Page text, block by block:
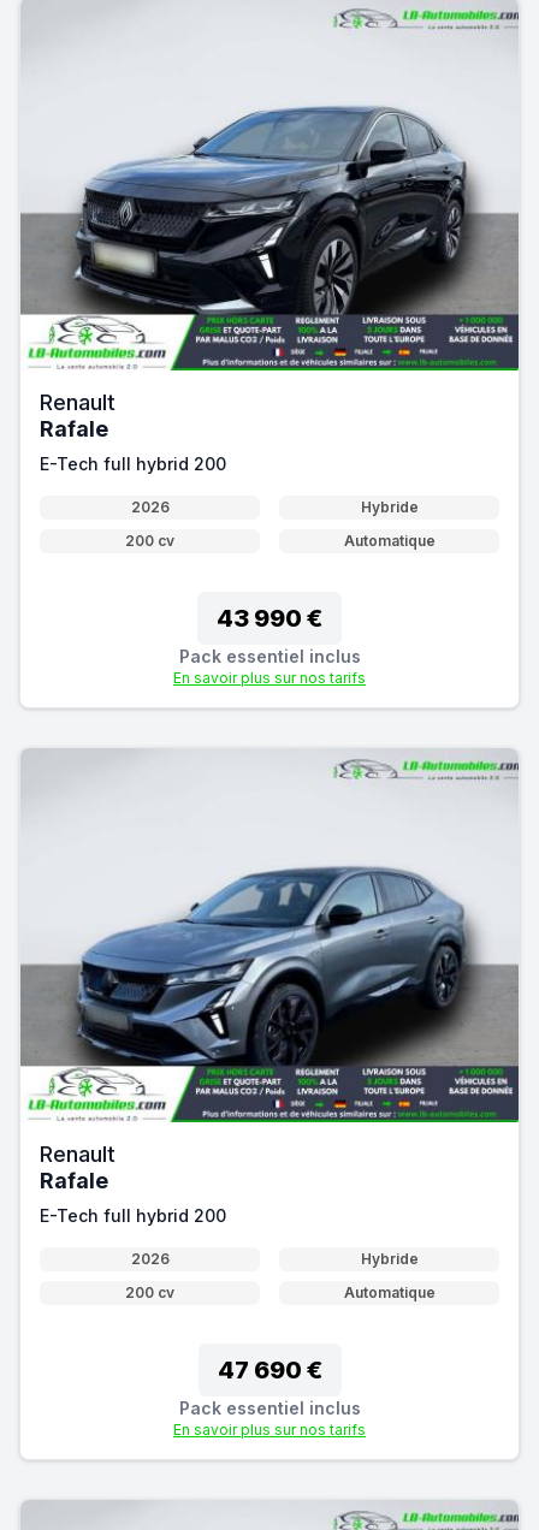
Renault
Rafale
E-Tech full hybrid 200
2026
Hybride
200 cv
Automatique
43 990 €
Pack essentiel inclus
En savoir plus sur nos tarifs
Renault
Rafale
E-Tech full hybrid 200
2026
Hybride
200 cv
Automatique
47 690 €
Pack essentiel inclus
En savoir plus sur nos tarifs